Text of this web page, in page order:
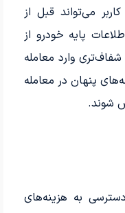
می‌تواند قبل از
پایه خودرو از
وارد معامله
پنهان در معامله
شوند.
به هزینه‌های